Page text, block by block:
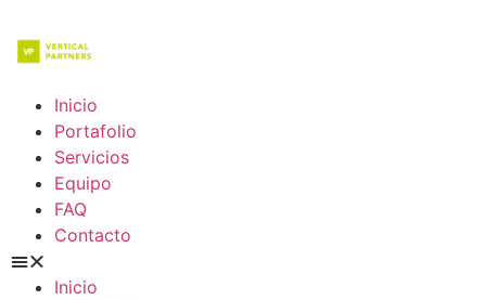
Inicio
Portafolio
Servicios
Equipo
FAQ
Contacto
Inicio